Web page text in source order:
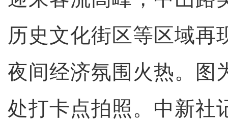
历史文化街区等区域再
夜间经济氛围火热。图
处打卡点拍照。中新社